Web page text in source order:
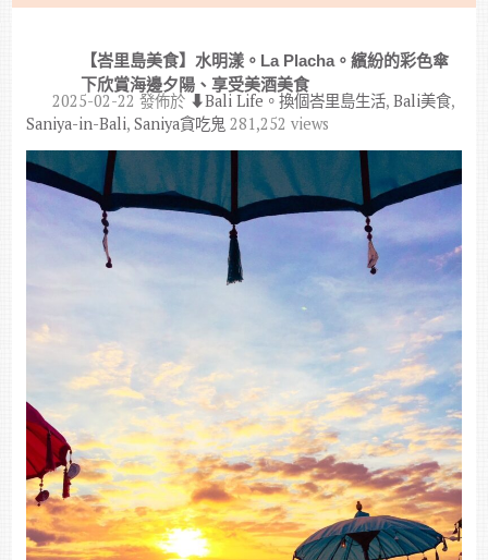
【峇里島美食】水明漾。La Placha。繽紛的彩色傘
下欣賞海邊夕陽、享受美酒美食
2025-02-22 發佈於 ⬇︎Bali Life。換個峇里島生活, Bali美食,
Saniya-in-Bali, Saniya貪吃鬼 281,252 views